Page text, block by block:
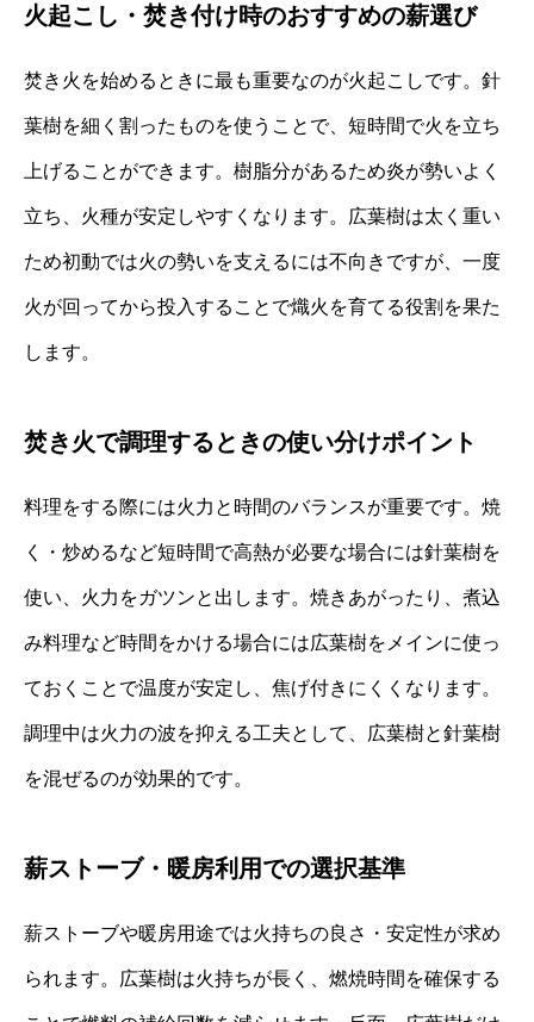
火起こし・焚き付け時のおすすめの薪選び
焚き火を始めるときに最も重要なのが火起こしです。針
葉樹を細く割ったものを使うことで、短時間で火を立ち
上げることができます。樹脂分があるため炎が勢いよく
立ち、火種が安定しやすくなります。広葉樹は太く重い
ため初動では火の勢いを支えるには不向きですが、一度
火が回ってから投入することで熾火を育てる役割を果た
します。
焚き火で調理するときの使い分けポイント
料理をする際には火力と時間のバランスが重要です。焼
く・炒めるなど短時間で高熱が必要な場合には針葉樹を
使い、火力をガツンと出します。焼きあがったり、煮込
み料理など時間をかける場合には広葉樹をメインに使っ
ておくことで温度が安定し、焦げ付きにくくなります。
調理中は火力の波を抑える工夫として、広葉樹と針葉樹
を混ぜるのが効果的です。
薪ストーブ・暖房利用での選択基準
薪ストーブや暖房用途では火持ちの良さ・安定性が求め
られます。広葉樹は火持ちが長く、燃焼時間を確保する